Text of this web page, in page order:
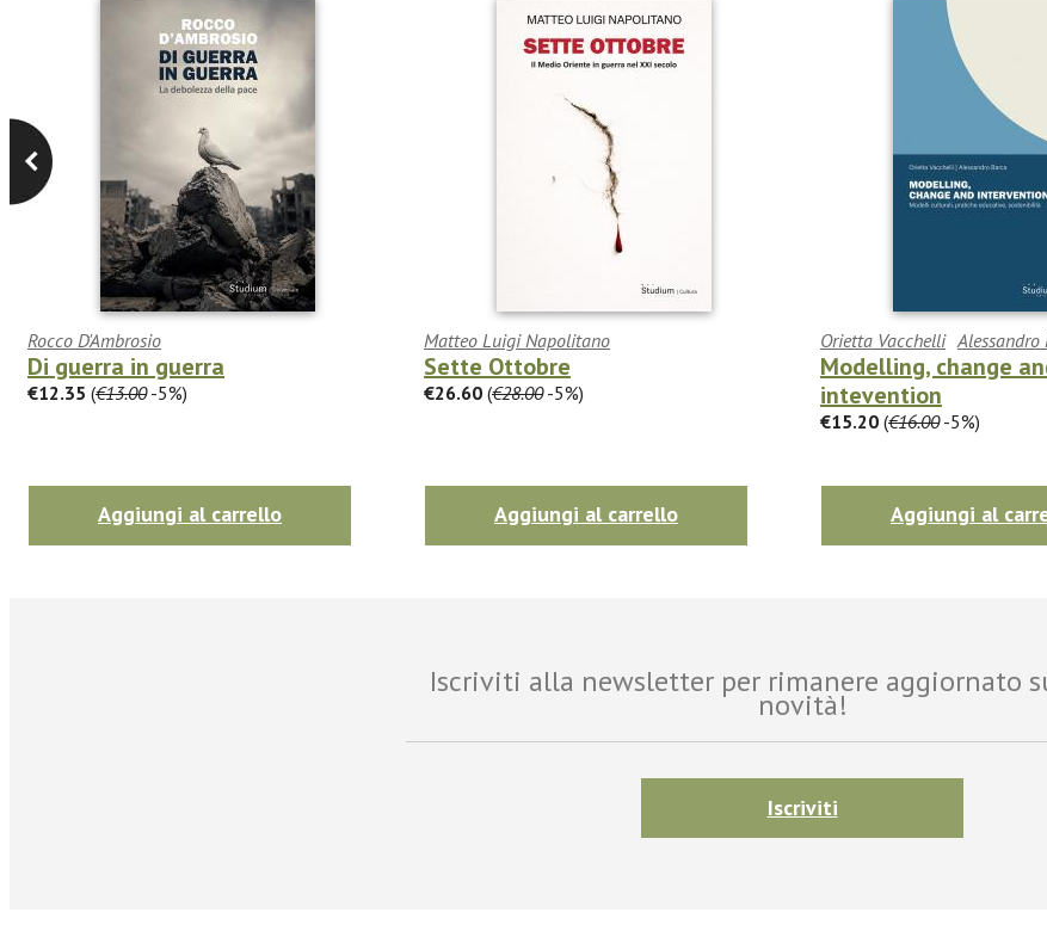
Rocco D'Ambrosio
Di guerra in guerra
€12.35 (€13.00-5%)
Aggiungi al carrello
Matteo Luigi Napolitano
Sette Ottobre
€26.60 (€28.00-5%)
Aggiungi al carrello
Orietta Vacchelli Alessandro
Modelling, change
intevention
€15.20 (€16.00-5%)
Aggiungi al
Iscriviti alla newsletter per rimanere aggiornato
novità!
Iscriviti